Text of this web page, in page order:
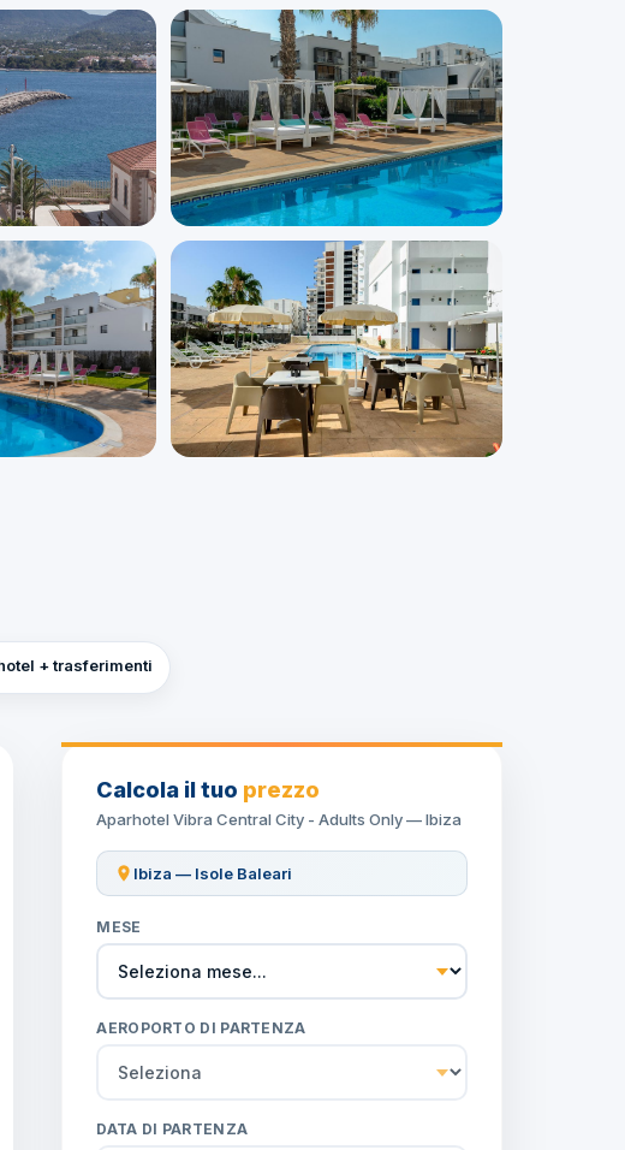
+ trasferimenti
Calcola il tuo prezzo
Aparhotel Vibra Central City - Adults Only — Ibiza
Ibiza — Isole Baleari
MESE
AEROPORTO DI PARTENZA
DATA DI PARTENZA